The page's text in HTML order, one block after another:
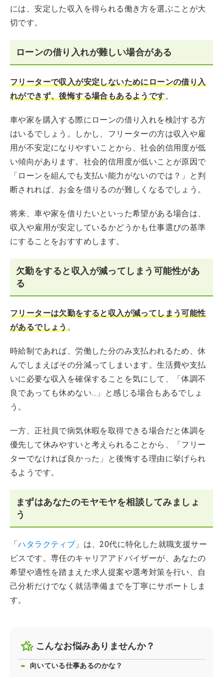
には、安定した収入を得られる働き方を選ぶことが大
切です。
ローンの借り入れが難しい場合がある
フリーターで収入が安定しないためにローンの借り入
れができず、後悔する場合もあるようです。
車や家を購入する際にローンの借り入れを検討する方
はいるでしょう。しかし、フリーターの方は収入や雇
用が不安定になりやすいことから、社会的信用度が低
い傾向があります。社会的信用度が低いことが原因で
「ローンを組んでも支払い能力がないのでは？」と判
断されれば、お金を借りるのが難しくなるでしょう。
将来、車や家を借りたいといった希望がある場合は、
収入や雇用が安定しているかどうかも仕事選びの基準
にすることをおすすめします。
欠勤をすると収入が減ってしまう可能性があ
る
フリーターは欠勤をすると収入が減ってしまう可能性
があるでしょう。
時給制であれば、労働した分のみ支払われるため、休
んでしまえばその分減ってしまいます。生活費や支払
いに必要な収入を確保することを気にして、「体調不
良であっても休めない…」と感じる場合もあるでしょ
う。
一方、正社員で病気休暇を取得できる場合だと体調を
優先して休みやすいと考えられることから、「フリー
ターでなければ良かった」と後悔する理由に挙げられ
るようです。
まずはあなたのモヤモヤを相談してみましょ
う
「ハタラクティブ 」は、20代に特化した就職支援サー
ビスです。専任のキャリアアドバイザーが、あなたの
希望や適性を踏まえた求人提案や選考対策を行い、自
己分析だけでなく就活準備までを丁寧にサポートしま
す。
こんなお悩みありませんか？
向いている仕事あるのかな？